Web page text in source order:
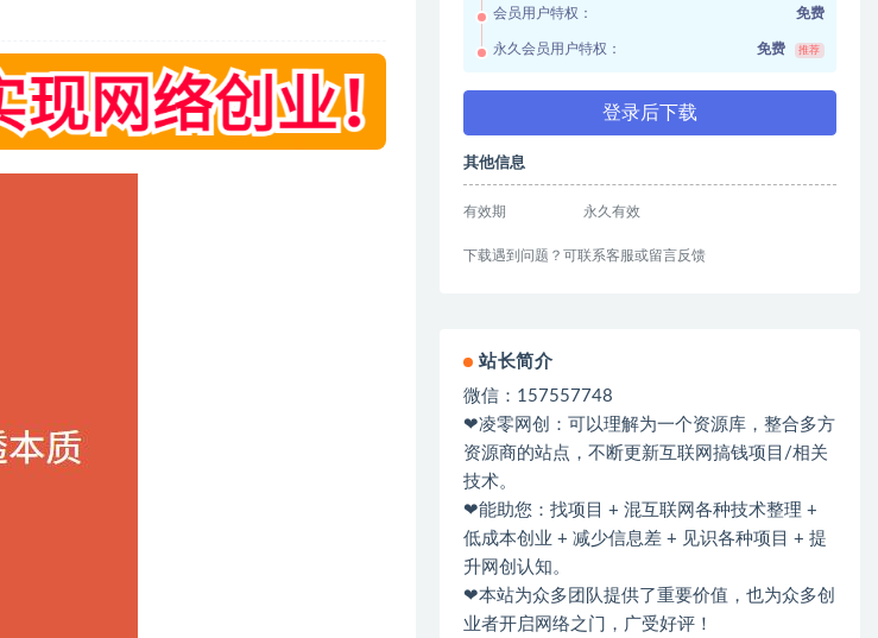
会员用户特权： 免费
永久会员用户特权： 免费 推荐
登录后下载
其他信息
有效期 永久有效
下载遇到问题？可联系客服或留言反馈
站长简介
微信：157557748
❤凌零网创：可以理解为一个资源库，整合多方
资源商的站点，不断更新互联网搞钱项目/相关
技术。
❤能助您：找项目 + 混互联网各种技术整理 +
低成本创业 + 减少信息差 + 见识各种项目 + 提
升网创认知。
❤本站为众多团队提供了重要价值，也为众多创
业者开启网络之门，广受好评！